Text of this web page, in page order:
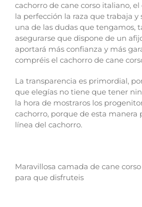
cachorro de cane corso italiano,
la perfección la raza que trabaja y
una de las dudas que tengamos,
asegurarse que dispone de un
aportará más confianza y más
compréis el cachorro de cane
La transparencia es primordial,
que elegías no tiene que tener
la hora de mostraros los
cachorro, porque de esta manera
línea del cachorro.
Maravillosa camada de cane
para que disfruteis